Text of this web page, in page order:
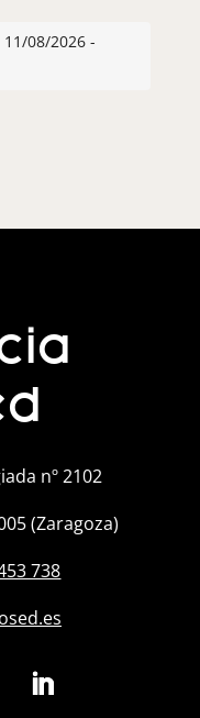
08/2026 -
nº 2102
(Zaragoza)
738